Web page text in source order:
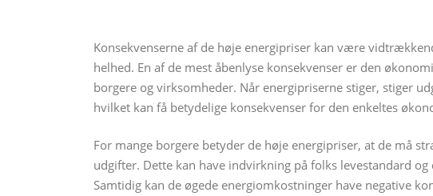
Konsekvenserne af de høje energipriser kan være
helhed. En af de mest åbenlyse konsekvenser er den
borgere og virksomheder. Når energipriserne stiger, stiger
hvilket kan få betydelige konsekvenser for den enkeltes
For mange borgere betyder de høje energipriser, at de må
udgifter. Dette kan have indvirkning på folks levestandard
Samtidig kan de øgede energiomkostninger have negative